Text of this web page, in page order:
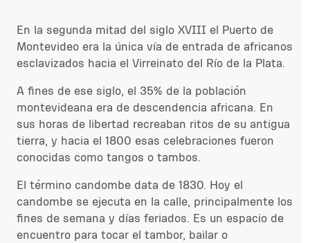
En la segunda mitad del siglo XVIII el Puerto de
Montevideo era la única vía de entrada de africanos
esclavizados hacia el Virreinato del Río de la Plata.
A fines de ese siglo, el 35% de la población
montevideana era de descendencia africana. En
sus horas de libertad recreaban ritos de su antigua
tierra, y hacia el 1800 esas celebraciones fueron
conocidas como tangos o tambos.
El término candombe data de 1830. Hoy el
candombe se ejecuta en la calle, principalmente los
fines de semana y días feriados. Es un espacio de
encuentro para tocar el tambor, bailar o